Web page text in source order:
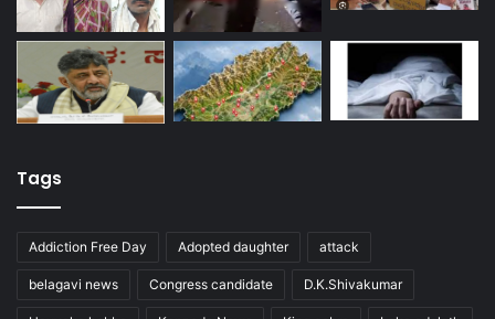
Tags
Addiction Free Day Adopted daughter attack
belagavi news Congress candidate D.K.Shivakumar